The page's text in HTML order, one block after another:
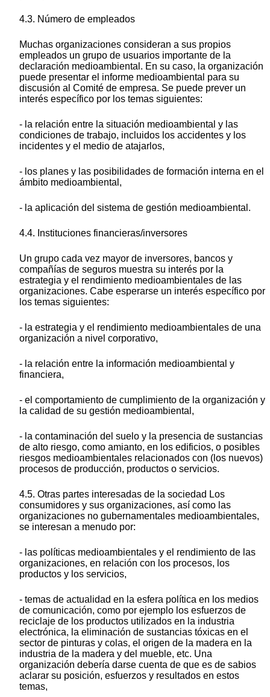
4.3. Número de empleados
Muchas organizaciones consideran a sus propios
empleados un grupo de usuarios importante de la
declaración medioambiental. En su caso, la organización
puede presentar el informe medioambiental para su
discusión al Comité de empresa. Se puede prever un
interés específico por los temas siguientes:
- la relación entre la situación medioambiental y las
condiciones de trabajo, incluidos los accidentes y los
incidentes y el medio de atajarlos,
- los planes y las posibilidades de formación interna en el
ámbito medioambiental,
- la aplicación del sistema de gestión medioambiental.
4.4. Instituciones financieras/inversores
Un grupo cada vez mayor de inversores, bancos y
compañías de seguros muestra su interés por la
estrategia y el rendimiento medioambientales de las
organizaciones. Cabe esperarse un interés específico por
los temas siguientes:
- la estrategia y el rendimiento medioambientales de una
organización a nivel corporativo,
- la relación entre la información medioambiental y
financiera,
- el comportamiento de cumplimiento de la organización y
la calidad de su gestión medioambiental,
- la contaminación del suelo y la presencia de sustancias
de alto riesgo, como amianto, en los edificios, o posibles
riesgos medioambientales relacionados con (los nuevos)
procesos de producción, productos o servicios.
4.5. Otras partes interesadas de la sociedad Los
consumidores y sus organizaciones, así como las
organizaciones no gubernamentales medioambientales,
se interesan a menudo por:
- las políticas medioambientales y el rendimiento de las
organizaciones, en relación con los procesos, los
productos y los servicios,
- temas de actualidad en la esfera política en los medios
de comunicación, como por ejemplo los esfuerzos de
reciclaje de los productos utilizados en la industria
electrónica, la eliminación de sustancias tóxicas en el
sector de pinturas y colas, el origen de la madera en la
industria de la madera y del mueble, etc. Una
organización debería darse cuenta de que es de sabios
aclarar su posición, esfuerzos y resultados en estos
temas,